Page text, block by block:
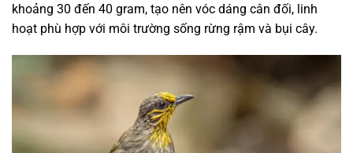
khoảng 30 đến 40 gram, tạo nên vóc dáng cân đối, linh
hoạt phù hợp với môi trường sống rừng rậm và bụi cây.